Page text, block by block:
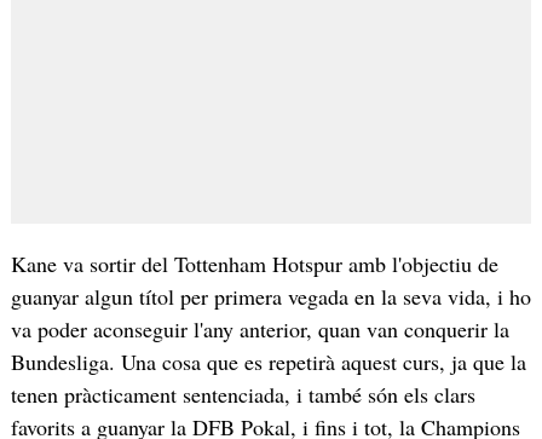
Kane va sortir del Tottenham Hotspur amb l'objectiu de
guanyar algun títol per primera vegada en la seva vida, i ho
va poder aconseguir l'any anterior, quan van conquerir la
Bundesliga. Una cosa que es repetirà aquest curs, ja que la
tenen pràcticament sentenciada, i també són els clars
favorits a guanyar la DFB Pokal, i fins i tot, la Champions